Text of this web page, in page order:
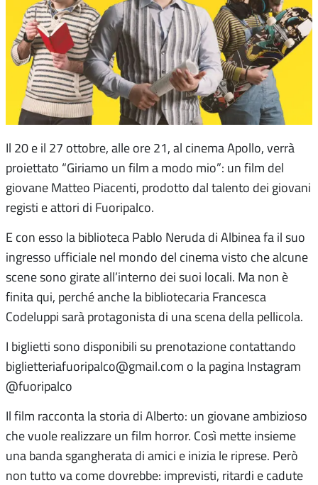
Il 20 e il 27 ottobre, alle ore 21, al cinema Apollo, verrà
proiettato “Giriamo un film a modo mio”: un film del
giovane Matteo Piacenti, prodotto dal talento dei giovani
registi e attori di Fuoripalco.
E con esso la biblioteca Pablo Neruda di Albinea fa il suo
ingresso ufficiale nel mondo del cinema visto che alcune
scene sono girate all’interno dei suoi locali. Ma non è
finita qui, perché anche la bibliotecaria Francesca
Codeluppi sarà protagonista di una scena della pellicola.
I biglietti sono disponibili su prenotazione contattando
biglietteriafuoripalco@gmail.com o la pagina Instagram
@fuoripalco
Il film racconta la storia di Alberto: un giovane ambizioso
che vuole realizzare un film horror. Così mette insieme
una banda sgangherata di amici e inizia le riprese. Però
non tutto va come dovrebbe: imprevisti, ritardi e cadute